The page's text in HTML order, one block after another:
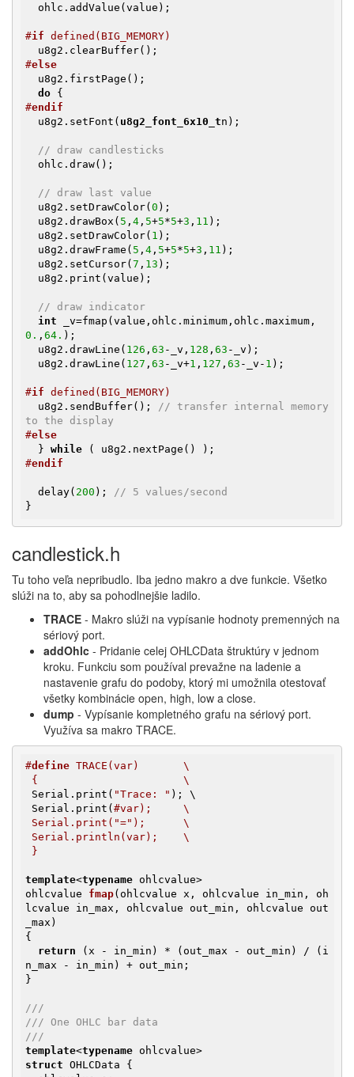
#if defined(BIG_MEMORY)
#else
do
#endif
  u8g2.setFont(
u8g2_font_6x10_tn);
// draw candlesticks
// draw last value
  u8g2.setDrawColor(
0 );
  u8g2.drawBox(
5 , 4 , 5+5*5+3 , 11 );
  u8g2.setDrawColor(
1 );
  u8g2.drawFrame(
5 , 4 , 5+5*5+3 , 11 );
  u8g2.setCursor(
7 , 13 );
// draw indicator
int _v=fmap(value,ohlc.minimum,ohlc.maximum,
0. , 64. );
  u8g2.drawLine(
126 , 63 -_v, 128 , 63 -_v);
  u8g2.drawLine(
127 , 63 -_v+1 , 127 , 63 -_v- 1 );
#if defined(BIG_MEMORY)
  u8g2.sendBuffer();
// transfer internal memory
to the display
#else
  }
while
#endif
  delay(
200 ); // 5 values/second
}
candlestick.h
Tu toho veľa nepribudlo. Iba jedno makro a dve funkcie. Všetko
slúži na to, aby sa pohodlnejšie ladilo.
TRACE - Makro slúži na vypísanie hodnoty premenných na
sériový port.
addOhlc - Pridanie celej OHLCData štruktúry v jednom
kroku. Funkciu som používal prevažne na ladenie a
nastavenie grafu do podoby, ktorý mi umožnila otestovať
všetky kombinácie open, high, low a close.
dump - Vypísanie kompletného grafu na sériový port.
Využíva sa makro TRACE.
#define TRACE(var)       \
{                       \
Serial.print( "Trace: " ); \
Serial.print( #var);     \
}
template<typename
ohlcvalue fmap(ohlcvalue x, ohlcvalue in_min, oh
lcvalue in_max, ohlcvalue out_min, ohlcvalue out
_max)
{
return (x - in_min) * (out_max - out_min) / (i
n_max - in_min) + out_min;
}
///
/// One OHLC bar data
///
template<typename
struct OHLCData {